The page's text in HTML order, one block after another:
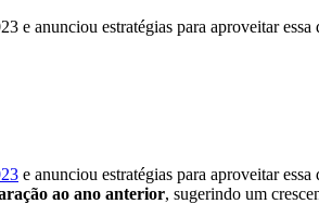
anunciou estratégias para aproveitar
e anunciou estratégias para aproveitar essa
ao ano anterior, sugerindo um